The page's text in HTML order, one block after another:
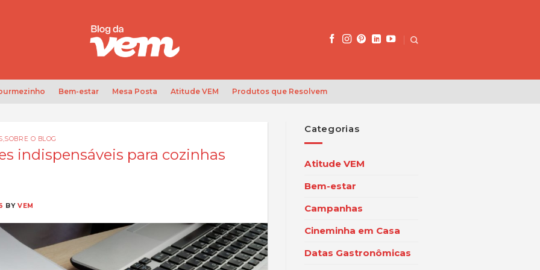
Bem-estar Mesa Posta Atitude VEM Produtos que Resolvem
SOBRE O BLOG
indispensáveis para cozinhas
BY VEM
Categorias
Atitude VEM
Bem-estar
Campanhas
Cineminha em Casa
Datas Gastronômicas